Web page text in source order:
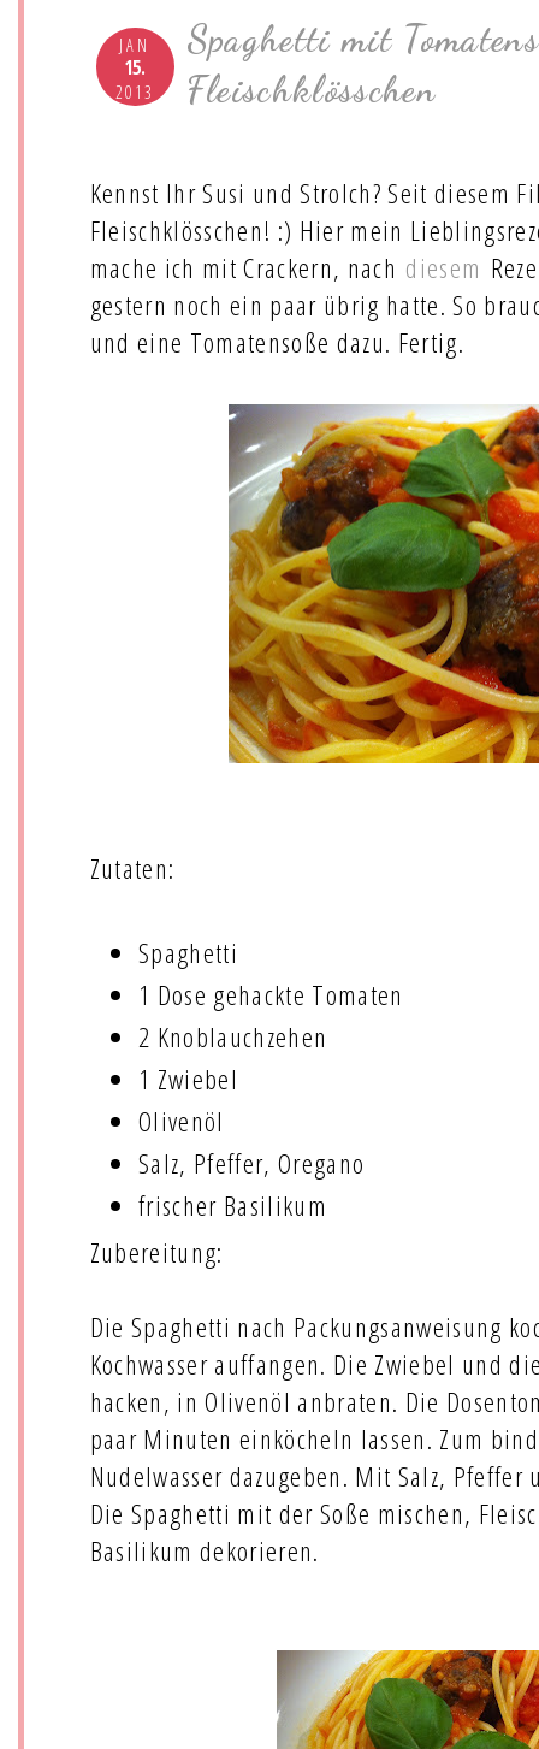
JAN
15.
2013
Spaghetti mit
Fleischklösschen
Kennst Ihr Susi und Strolch? Seit diesem
Fleischklösschen! :) Hier mein
mache ich mit Crackern, nach diesem
gestern noch ein paar übrig hatte. So
und eine Tomatensoße dazu. Fertig.
Zutaten:
Spaghetti
1 Dose gehackte Tomaten
2 Knoblauchzehen
1 Zwiebel
Olivenöl
Salz, Pfeffer, Oregano
frischer Basilikum
Zubereitung:
Die Spaghetti nach Packungsanweisung
Kochwasser auffangen. Die Zwiebel und
hacken, in Olivenöl anbraten. Die
paar Minuten einköcheln lassen. Zum
Nudelwasser dazugeben. Mit Salz, Pfeffer
Die Spaghetti mit der Soße mischen,
Basilikum dekorieren.